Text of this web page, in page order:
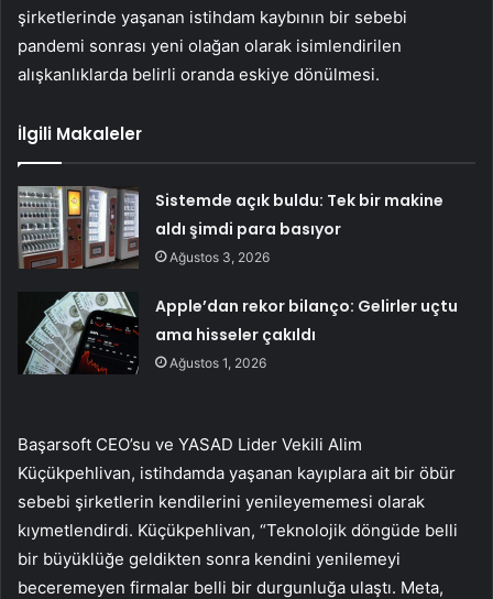
şirketlerinde yaşanan istihdam kaybının bir sebebi
pandemi sonrası yeni olağan olarak isimlendirilen
alışkanlıklarda belirli oranda eskiye dönülmesi.
İlgili Makaleler
Sistemde açık buldu: Tek bir makine
aldı şimdi para basıyor
Ağustos 3, 2026
Apple’dan rekor bilanço: Gelirler uçtu
ama hisseler çakıldı
Ağustos 1, 2026
Başarsoft CEO’su ve YASAD Lider Vekili Alim
Küçükpehlivan, istihdamda yaşanan kayıplara ait bir öbür
sebebi şirketlerin kendilerini yenileyememesi olarak
kıymetlendirdi. Küçükpehlivan, “Teknolojik döngüde belli
bir büyüklüğe geldikten sonra kendini yenilemeyi
beceremeyen firmalar belli bir durgunluğa ulaştı. Meta,